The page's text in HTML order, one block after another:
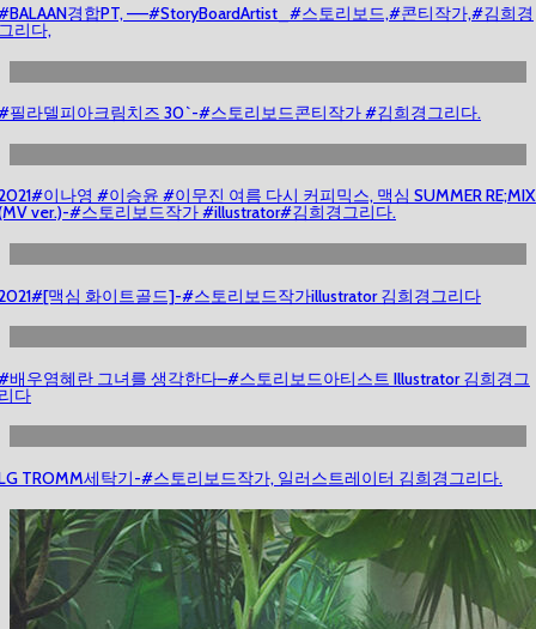
경합PT, —–#StoryBoardArtist_#스토리보드,#콘티작가,#김희경
리다,
필라델피아크림치즈 30`-#스토리보드콘티작가 #김희경그리다.
이나영 #이승윤 #이무진 여름 다시 커피믹스, 맥심 SUMMER RE;MIX
ver.)-#스토리보드작가 #illustrator#김희경그리다.
맥심 화이트골드]-#스토리보드작가illustrator 김희경그리다
배우염혜란 그녀를 생각한다–#스토리보드아티스트 Illustrator 김희경그
다
TROMM세탁기-#스토리보드작가, 일러스트레이터 김희경그리다.